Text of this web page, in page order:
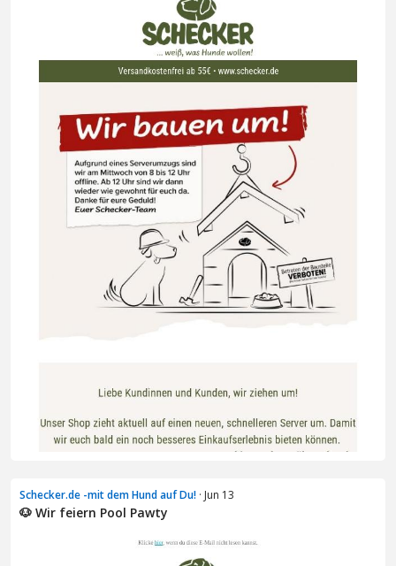
Schecker.de -mit dem Hund auf Du! · Jun 13
🐶 Wir feiern Pool Pawty